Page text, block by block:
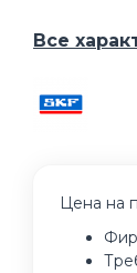
Все
Цена на